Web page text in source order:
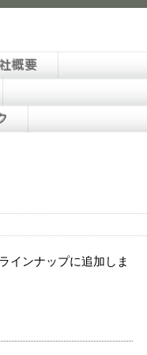
概要
インナップに追加しま